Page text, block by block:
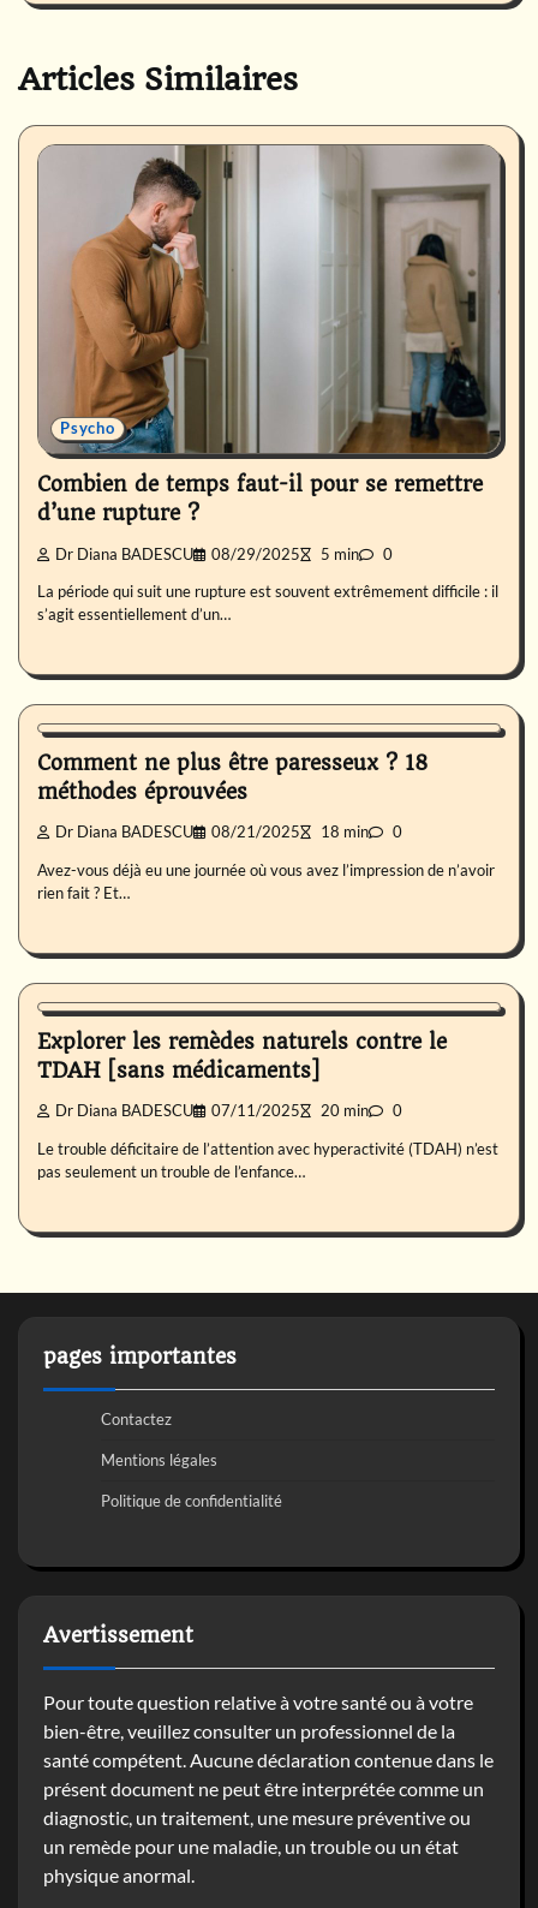
Articles Similaires
Psycho
Combien de temps faut-il pour se remettre
d’une rupture ?
Dr Diana BADESCU 08/29/2025 5 min 0
La période qui suit une rupture est souvent extrêmement difficile : il
s’agit essentiellement d’un…
Psycho
Comment ne plus être paresseux ? 18
méthodes éprouvées
Dr Diana BADESCU 08/21/2025 18 min 0
Avez-vous déjà eu une journée où vous avez l’impression de n’avoir
rien fait ? Et…
Bébé Psycho
Explorer les remèdes naturels contre le
TDAH [sans médicaments]
Dr Diana BADESCU 07/11/2025 20 min 0
Le trouble déficitaire de l’attention avec hyperactivité (TDAH) n’est
pas seulement un trouble de l’enfance…
pages importantes
Contactez
Mentions légales
Politique de confidentialité
Avertissement
Pour toute question relative à votre santé ou à votre
bien-être, veuillez consulter un professionnel de la
santé compétent. Aucune déclaration contenue dans le
présent document ne peut être interprétée comme un
diagnostic, un traitement, une mesure préventive ou
un remède pour une maladie, un trouble ou un état
physique anormal.